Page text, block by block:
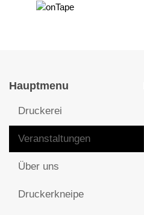
Hauptmenu
Druckerei
Veranstaltungen
Über uns
Druckerkneipe